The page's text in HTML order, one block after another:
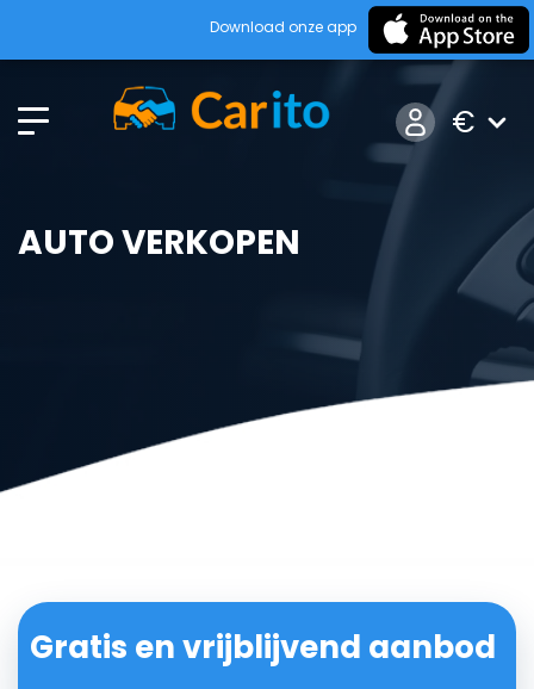
Download onze app
€
AUTO VERKOPEN
Gratis en vrijblijvend aanbod